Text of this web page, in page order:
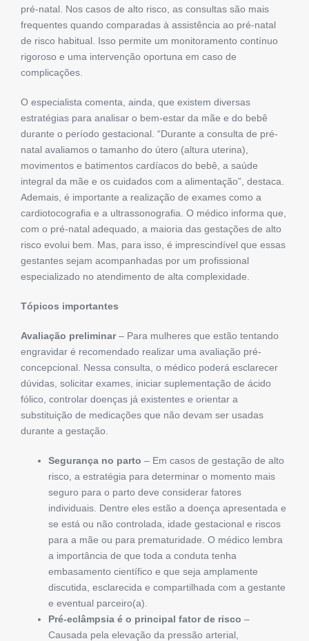
pré-natal. Nos casos de alto risco, as consultas são mais
frequentes quando comparadas à assistência ao pré-natal
de risco habitual. Isso permite um monitoramento contínuo
rigoroso e uma intervenção oportuna em caso de
complicações.
O especialista comenta, ainda, que existem diversas
estratégias para analisar o bem-estar da mãe e do bebê
durante o período gestacional. “Durante a consulta de pré-
natal avaliamos o tamanho do útero (altura uterina),
movimentos e batimentos cardíacos do bebê, a saúde
integral da mãe e os cuidados com a alimentação”, destaca.
Ademais, é importante a realização de exames como a
cardiotocografia e a ultrassonografia. O médico informa que,
com o pré-natal adequado, a maioria das gestações de alto
risco evolui bem. Mas, para isso, é imprescindível que essas
gestantes sejam acompanhadas por um profissional
especializado no atendimento de alta complexidade.
Tópicos importantes
Avaliação preliminar– Para mulheres que estão tentando
engravidar é recomendado realizar uma avaliação pré-
concepcional. Nessa consulta, o médico poderá esclarecer
dúvidas, solicitar exames, iniciar suplementação de ácido
fólico, controlar doenças já existentes e orientar a
substituição de medicações que não devam ser usadas
durante a gestação.
Segurança no parto – Em casos de gestação de alto
risco, a estratégia para determinar o momento mais
seguro para o parto deve considerar fatores
individuais. Dentre eles estão a doença apresentada e
se está ou não controlada, idade gestacional e riscos
para a mãe ou para prematuridade. O médico lembra
a importância de que toda a conduta tenha
embasamento científico e que seja amplamente
discutida, esclarecida e compartilhada com a gestante
e eventual parceiro(a).
Pré-eclâmpsia é o principal fator de risco –
Causada pela elevação da pressão arterial,